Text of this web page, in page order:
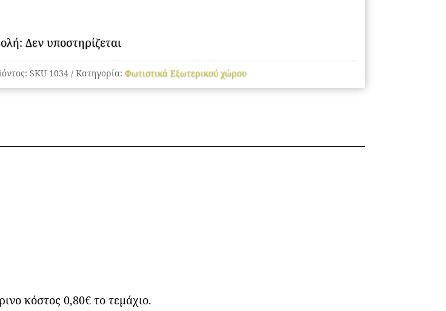
Δεν υποστηρίζεται
SKU 1034 Κατηγορία: Φωτιστικά Εξωτερικού χώρου
κόστος 0,80€ το τεμάχιο.